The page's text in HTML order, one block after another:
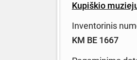
Kupiškio
Inventorinis
KM BE 1667